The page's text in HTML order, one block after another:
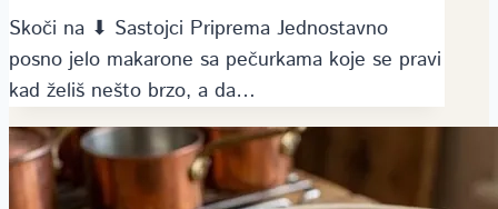
Skoči na ⬇ Sastojci Priprema Jednostavno
posno jelo makarone sa pečurkama koje se pravi
kad želiš nešto brzo, a da…